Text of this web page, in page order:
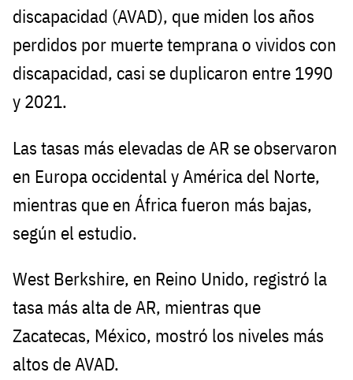
discapacidad (AVAD), que miden los años
perdidos por muerte temprana o vividos con
discapacidad, casi se duplicaron entre 1990
y 2021.
Las tasas más elevadas de AR se observaron
en Europa occidental y América del Norte,
mientras que en África fueron más bajas,
según el estudio.
West Berkshire, en Reino Unido, registró la
tasa más alta de AR, mientras que
Zacatecas, México, mostró los niveles más
altos de AVAD.